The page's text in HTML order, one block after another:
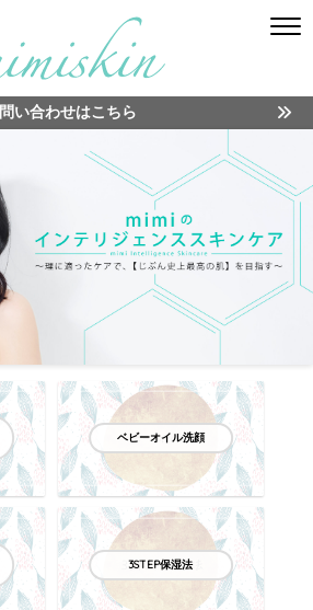
問い合わせはこちら
ベビーオイル洗顔
3STEP保湿法